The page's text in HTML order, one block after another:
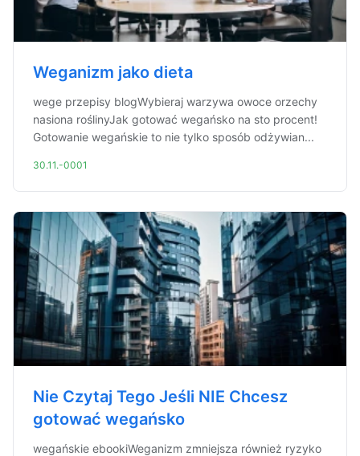
Weganizm jako dieta
wege przepisy blogWybieraj warzywa owoce orzechy
nasiona roślinyJak gotować wegańsko na sto procent!
Gotowanie wegańskie to nie tylko sposób odżywian...
30.11.-0001
Nie Czytaj Tego Jeśli NIE Chcesz
gotować wegańsko
wegańskie ebookiWeganizm zmniejsza również ryzyko